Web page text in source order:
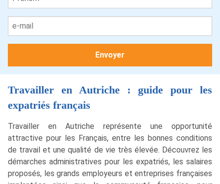
Travailler en Autriche : guide pour les
expatriés français
Travailler en Autriche représente une opportunité
attractive pour les Français, entre les bonnes conditions
de travail et une qualité de vie très élevée. Découvrez les
démarches administratives pour les expatriés, les salaires
proposés, les grands employeurs et entreprises françaises